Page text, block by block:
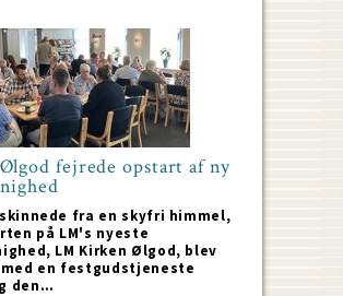
fejrede opstart af ny
fra en skyfri himmel,
på LM's nyeste
LM Kirken Ølgod, blev
en festgudstjeneste
den…